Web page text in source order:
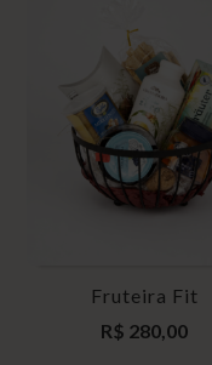
Fruteira Fit
R$ 280,00